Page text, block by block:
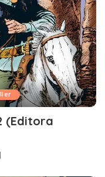
(Editora